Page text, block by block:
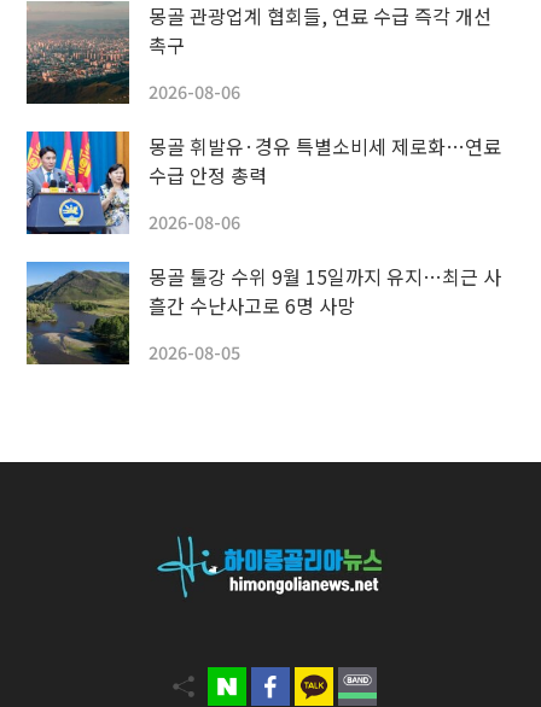
몽골 관광업계 협회들, 연료 수급 즉각 개선
촉구
2026-08-06
몽골 휘발유·경유 특별소비세 제로화…연료
수급 안정 총력
2026-08-06
몽골 툴강 수위 9월 15일까지 유지…최근 사
흘간 수난사고로 6명 사망
2026-08-05